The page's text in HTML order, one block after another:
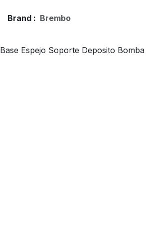
Brand : Brembo
Base Espejo Soporte Deposito